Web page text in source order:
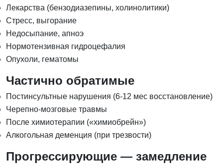
Лекарства (бензодиазепины, холинолитики)
Стресс, выгорание
Недосыпание, апноэ
Нормотензивная гидроцефалия
Опухоли, гематомы
Частично обратимые
Постинсультные нарушения (6-12 мес восстановление)
Черепно-мозговые травмы
После химиотерапии («химиобрейн»)
Алкогольная деменция (при трезвости)
Прогрессирующие — замедление